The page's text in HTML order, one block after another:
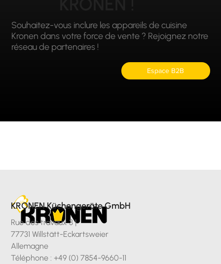
Souhaitez-vous inclure les appareils de cuisine
Kronen dans votre force de vente ? Rejoignez notre
réseau de partenaires !
Espace B2B
KRONEN Küchengeräte GmbH
Rue des travaux 3 |
77731 Willstätt-Eckartsweier
Allemagne
Téléphone : +49 (0) 7854-9660-11